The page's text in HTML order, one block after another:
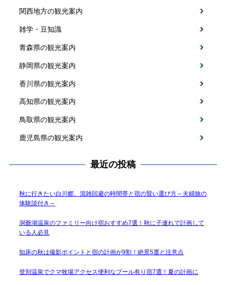
関西地方の観光案内
雑学・豆知識
青森県の観光案内
静岡県の観光案内
香川県の観光案内
高知県の観光案内
鳥取県の観光案内
鹿児島県の観光案内
最近の投稿
秋に行きたい白川郷、混雑回避の時間帯と宿の賢い選び方～夫婦旅の
体験談付き～
洞爺湖温泉のファミリー向け宿おすすめ7選！秋に子連れで計画して
いる人必見
知床の秋は撮影ポイントと宿の計画が9割！絶景5選と注意点
登別温泉でクマ牧場アクセス便利なプール有り宿7選！夏の計画に